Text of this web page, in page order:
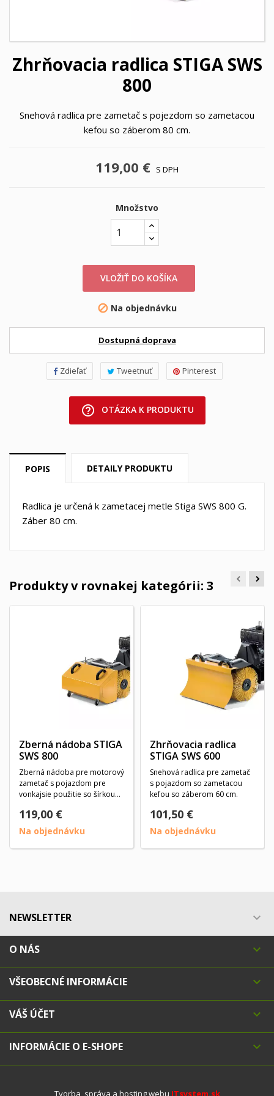
Zhrňovacia radlica STIGA SWS
800
Snehová radlica pre zametač s pojezdom so zametacou
kefou so záberom 80 cm.
119,00 € S DPH
Množstvo
VLOŽIŤ DO KOŠÍKA
 Na objednávku
Dostupná doprava
Zdieľať Tweetnuť Pinterest
help_outline OTÁZKA K PRODUKTU
POPIS DETAILY PRODUKTU
Radlica je určená k zametacej metle Stiga SWS 800 G.
Záber 80 cm.
Produkty v rovnakej kategórii: 3
Zberná nádoba STIGA
SWS 800
Zberná nádoba pre motorový
zametač s pojazdom pre
vonkajsie použitie so šírkou
119,00 €
Na objednávku
Zhrňovacia radlica
STIGA SWS 600
Snehová radlica pre zametač
s pojazdom so zametacou
kefou so záberom 60 cm.
101,50 €
Na objednávku
NEWSLETTER 
O NÁS 
VŠEOBECNÉ INFORMÁCIE 
VÁŠ ÚČET 
INFORMÁCIE O E-SHOPE 
Tvorba, správa a hosting webu ITsystem.sk